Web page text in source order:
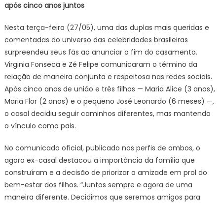
após cinco anos juntos
Nesta terça-feira (27/05), uma das duplas mais queridas e
comentadas do universo das celebridades brasileiras
surpreendeu seus fãs ao anunciar o fim do casamento.
Virginia Fonseca e Zé Felipe comunicaram o término da
relação de maneira conjunta e respeitosa nas redes sociais.
Após cinco anos de união e três filhos — Maria Alice (3 anos),
Maria Flor (2 anos) e o pequeno José Leonardo (6 meses) —,
o casal decidiu seguir caminhos diferentes, mas mantendo
o vínculo como pais.
No comunicado oficial, publicado nos perfis de ambos, o
agora ex-casal destacou a importância da família que
construíram e a decisão de priorizar a amizade em prol do
bem-estar dos filhos. “Juntos sempre e agora de uma
maneira diferente. Decidimos que seremos amigos para